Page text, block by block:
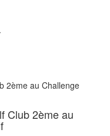
Club 2ème au